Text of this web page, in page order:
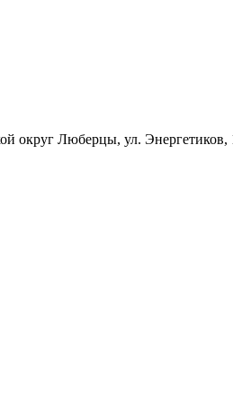
округ Люберцы, ул. Энергетиков,